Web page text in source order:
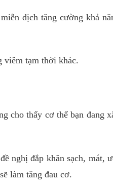
dịch tăng cường khả
viêm tạm thời khác.
cho thấy cơ thể bạn đang
nghị đắp khăn sạch, mát,
làm tăng đau cơ.